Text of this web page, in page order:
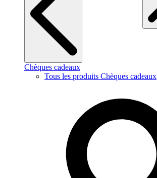
Chèques cadeaux
Tous les produits Chèques cadeaux